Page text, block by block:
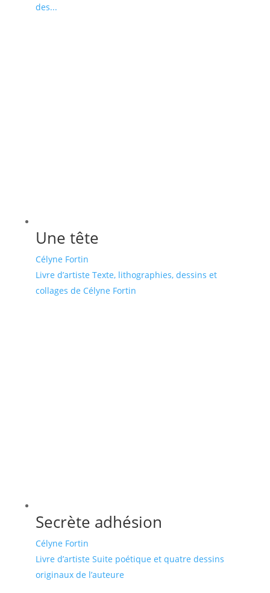
des...
Une tête
Célyne Fortin
Livre d’artiste Texte, lithographies, dessins et
collages de Célyne Fortin
Secrète adhésion
Célyne Fortin
Livre d’artiste Suite poétique et quatre dessins
originaux de l’auteure